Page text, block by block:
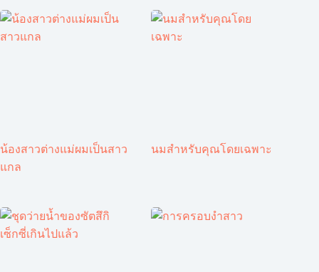
น้องสาวต่างแม่ผมเป็นสาว
แกล
นมสำหรับคุณโดยเฉพาะ